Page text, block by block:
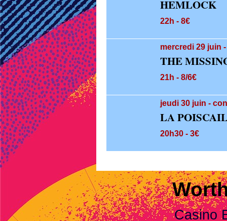
HEMLOCK
22h - 8€
mercredi 29 juin
THE
21h - 8/6€
jeudi 30 juin -
LA
20h30 - 3€
Casino